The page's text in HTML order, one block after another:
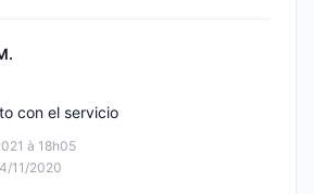
à 18h05
11/2020
con el servicio